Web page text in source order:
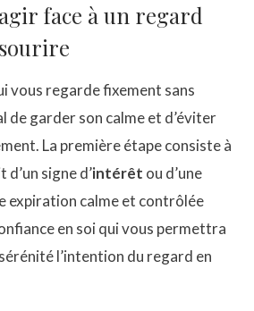
face à un regard
vous regarde fixement sans
de garder son calme et d’éviter
La première étape consiste à
d’un signe d’intérêt ou d’une
expiration calme et contrôlée
en soi qui vous permettra
l’intention du regard en